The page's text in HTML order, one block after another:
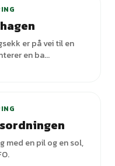
er på vei til en
en ba...
med en pil og en sol,